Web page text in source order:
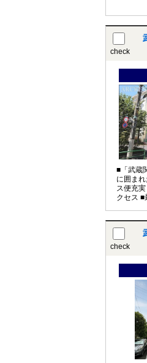
check
■「武蔵
に囲ま
ス便充
クセス ■
check